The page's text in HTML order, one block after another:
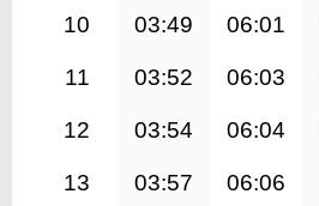
10 03:49 06:01
11 03:52 06:03
12 03:54 06:04
13 03:57 06:06